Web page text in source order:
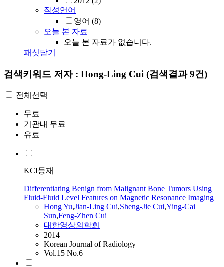
작성언어
영어 (8)
오늘 본 자료
오늘 본 자료가 없습니다.
패싯닫기
검색키워드 저자 : Hong-Ling Cui (검색결과 9건)
전체선택
무료
기관내 무료
유료
KCI등재
Differentiating Benign from Malignant Bone Tumors Using
Fluid-Fluid Level Features on Magnetic Resonance Imaging
HongYu,Jian-Ling Cui,Sheng-Jie Cui,Ying-Cai
Sun,Feng-Zhen Cui
대한영상의학회
2014
Korean Journal of Radiology
Vol.15 No.6